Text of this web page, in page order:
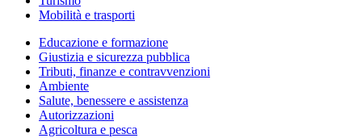
Mobilità e trasporti
Educazione e formazione
Giustizia e sicurezza pubblica
Tributi, finanze e contravvenzioni
Ambiente
Salute, benessere e assistenza
Autorizzazioni
Agricoltura e pesca